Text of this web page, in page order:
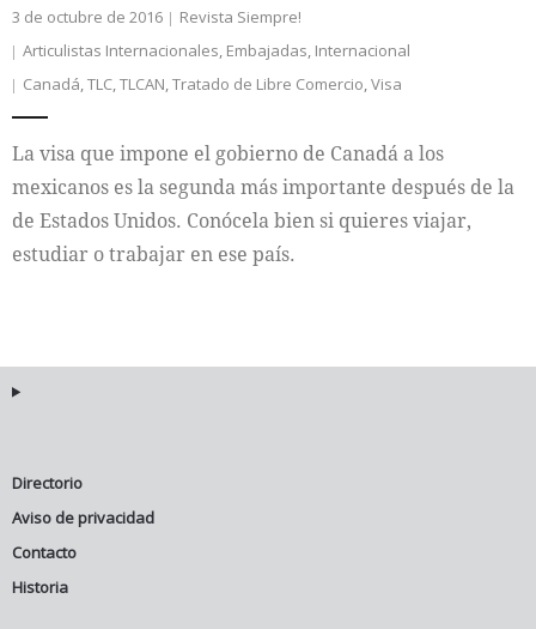
3 de octubre de 2016
Revista Siempre!
Articulistas Internacionales, Embajadas, Internacional
Canadá,TLC,TLCAN,Tratado de Libre Comercio,Visa
La visa que impone el gobierno de Canadá a los
mexicanos es la segunda más importante después de la
de Estados Unidos. Conócela bien si quieres viajar,
estudiar o trabajar en ese país.
Directorio
Aviso de privacidad
Contacto
Historia